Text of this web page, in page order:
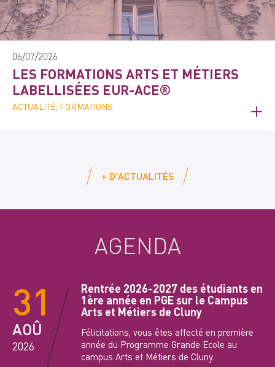
06/07/2026
LES FORMATIONS ARTS ET MÉTIERS
LABELLISÉES EUR-ACE®
ACTUALITÉ, FORMATIONS
+ D'ACTUALITÉS
AGENDA
Rentrée 2026-2027 des étudiants en
1ère année en PGE sur le Campus
Arts et Métiers de Cluny
31
AOÛ
2026
Félicitations, vous êtes affecté en première
année du Programme Grande Ecole au
campus Arts et Métiers de Cluny.